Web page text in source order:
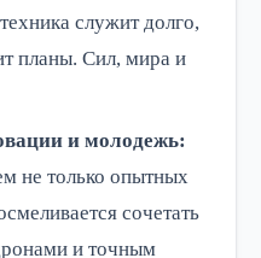
служит долго,
планы. Сил, мира и
и молодежь:
не только опытных
сочетать
и точным